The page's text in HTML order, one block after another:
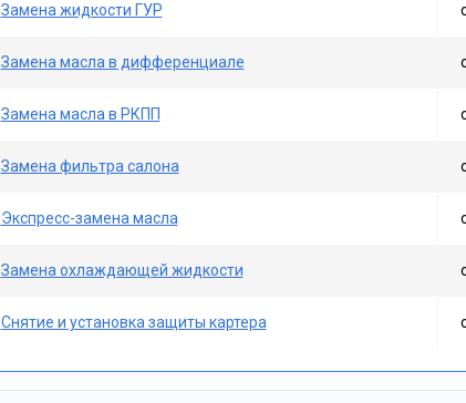
Замена жидкости ГУР
Замена масла в дифференциале
Замена масла в РКПП
Замена фильтра салона
Экспресс-замена масла
Замена охлаждающей жидкости
Снятие и установка защиты картера